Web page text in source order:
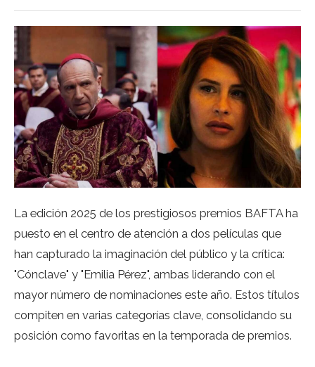
La edición 2025 de los prestigiosos premios BAFTA ha
puesto en el centro de atención a dos películas que
han capturado la imaginación del público y la crítica:
"Cónclave" y "Emilia Pérez", ambas liderando con el
mayor número de nominaciones este año. Estos títulos
compiten en varias categorías clave, consolidando su
posición como favoritas en la temporada de premios.